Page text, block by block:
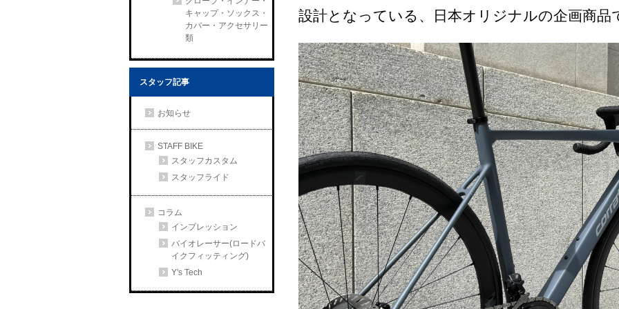
キャップ・ソックス・
カバー・アクセサリー
類
スタッフ記事
お知らせ
STAFF BIKE
スタッフカスタム
スタッフライド
コラム
インプレッション
バイオレーサー(ロードバ
イクフィッティング)
Y's Tech
設計となっている、日本オリジナルの企画商品